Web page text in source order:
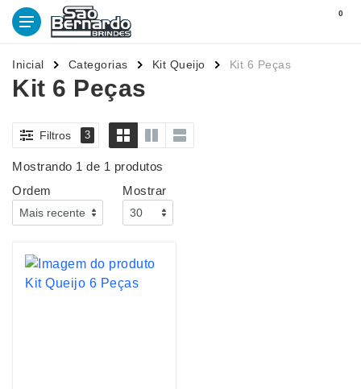
0
Inicial Categorias Kit Queijo Kit 6 Peças
Kit 6 Peças
Filtros 3
Mostrando 1 de 1 produtos
Ordem
Mostrar